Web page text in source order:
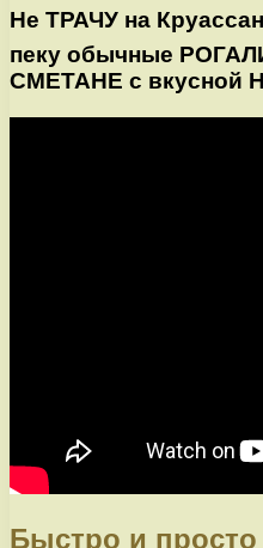
Не ТРАЧУ на
пеку обычные
СМЕТАНЕ с вкусной
Быстро и просто